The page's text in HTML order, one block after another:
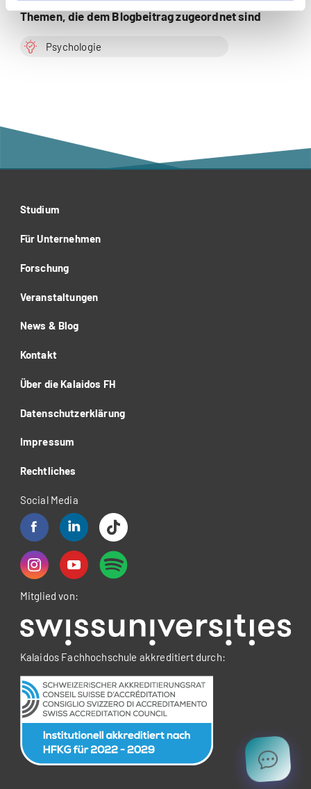
Themen, die dem Blogbeitrag zugeordnet sind
Psychologie
Studium
Für Unternehmen
Forschung
Veranstaltungen
News & Blog
Kontakt
Über die Kalaidos FH
Datenschutzerklärung
Impressum
Rechtliches
Social Media
Mitglied von:
Kalaidos Fachhochschule akkreditiert durch: